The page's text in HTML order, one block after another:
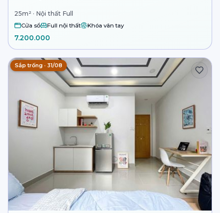
25m² · Nội thất Full
Cửa sổ Full nội thất Khóa vân tay
7.200.000
Sắp trống · 31/08